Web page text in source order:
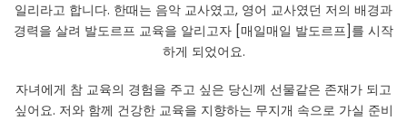
일리라고 합니다. 한때는 음악 교사였고, 영어 교사였던 저의 배경과
경력을 살려 발도르프 교육을 알리고자 [매일매일 발도르프]를 시작
하게 되었어요.
자녀에게 참 교육의 경험을 주고 싶은 당신께 선물같은 존재가 되고
싶어요. 저와 함께 건강한 교육을 지향하는 무지개 속으로 가실 준비